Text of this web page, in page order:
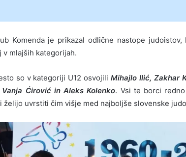
Komenda je prikazal odlične nastope
v mlajših kategorijah.
so v kategoriji U12 osvojili Mihajlo Ilić, Zakhar
Vanja Ćirović in Aleks Kolenko. Vsi te borci
želijo uvrstiti čim višje med najboljše slovenske